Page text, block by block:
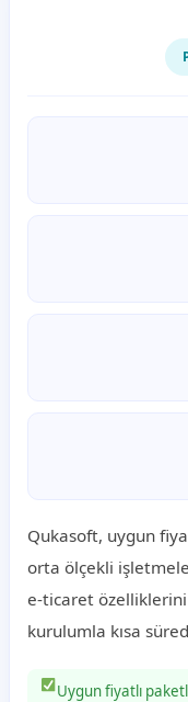
Qukasoft, uygun
orta ölçekli
e-ticaret özelliklerini
kurulumla kısa
Uygun fiyatlı